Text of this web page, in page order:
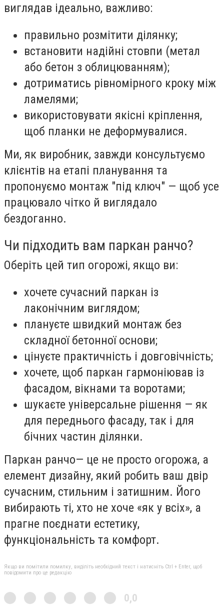
виглядав ідеально, важливо:
правильно розмітити ділянку;
встановити надійні стовпи (метал
або бетон з облицюванням);
дотриматись рівномірного кроку між
ламелями;
використовувати якісні кріплення,
щоб планки не деформувалися.
Ми, як виробник, завжди консультуємо
клієнтів на етапі планування та
пропонуємо монтаж "під ключ" — щоб усе
працювало чітко й виглядало
бездоганно.
Чи підходить вам паркан ранчо?
Оберіть цей тип огорожі, якщо ви:
хочете сучасний паркан із
лаконічним виглядом;
плануєте швидкий монтаж без
складної бетонної основи;
цінуєте практичність і довговічність;
хочете, щоб паркан гармоніював із
фасадом, вікнами та воротами;
шукаєте універсальне рішення — як
для переднього фасаду, так і для
бічних частин ділянки.
Паркан ранчо— це не просто огорожа, а
елемент дизайну, який робить ваш двір
сучасним, стильним і затишним. Його
вибирають ті, хто не хоче «як у всіх», а
прагне поєднати естетику,
функціональність та комфорт.
Якщо ви помітили помилку, виділіть необхідний текст і натисніть Ctrl + Enter, щоб
повідомити про це редакцію
0,0